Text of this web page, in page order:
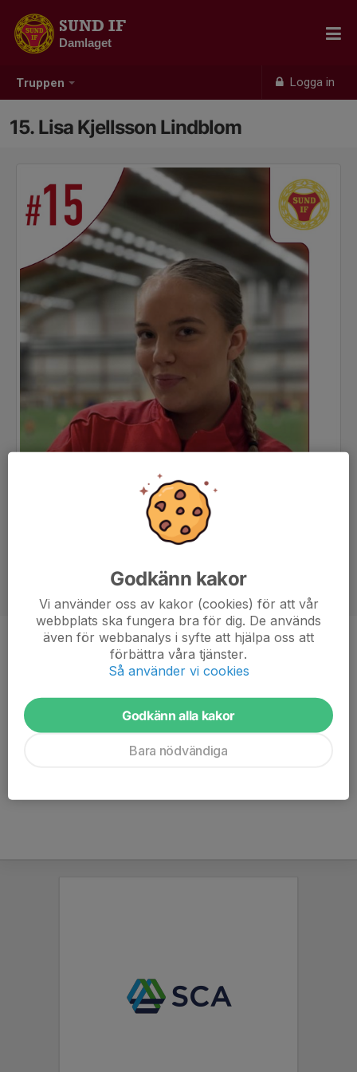
Truppen Logga in
SUND IF
Damlaget
15. Lisa Kjellsson Lindblom
21 år
målskytt som aldrig ger upp en kamp.
Godkänn kakor
Vi använder oss av kakor (cookies) för att vår
webbplats ska fungera bra för dig. De används
även för webbanalys i syfte att hjälpa oss att
förbättra våra tjänster.
Så använder vi cookies
Godkänn alla kakor
Bara nödvändiga